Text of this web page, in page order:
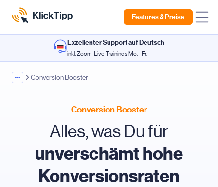
Features & Preise
Exzellenter Support auf Deutsch
inkl. Zoom-Live-Trainings Mo. - Fr.
••• Conversion Booster
Conversion Booster
Alles, was Du für
unverschämt hohe
Konversionsraten